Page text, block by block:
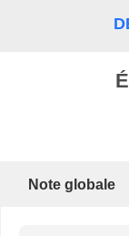
Note globale